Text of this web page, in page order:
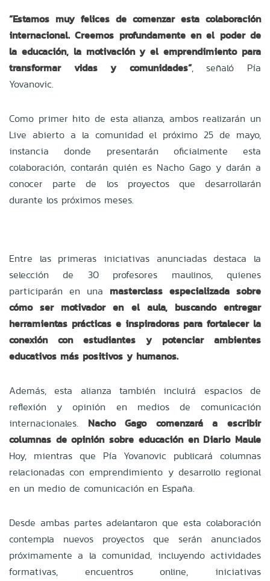
“Estamos muy felices de comenzar esta colaboración
internacional. Creemos profundamente en el poder de
la educación, la motivación y el emprendimiento para
transformar vidas y comunidades”, señaló Pía
Yovanovic.
Como primer hito de esta alianza, ambos realizarán un
Live abierto a la comunidad el próximo 25 de mayo,
instancia donde presentarán oficialmente esta
colaboración, contarán quién es Nacho Gago y darán a
conocer parte de los proyectos que desarrollarán
durante los próximos meses.
Entre las primeras iniciativas anunciadas destaca la
selección de 30 profesores maulinos, quienes
participarán en una masterclass especializada sobre
cómo ser motivador en el aula, buscando entregar
herramientas prácticas e inspiradoras para fortalecer la
conexión con estudiantes y potenciar ambientes
educativos más positivos y humanos.
Además, esta alianza también incluirá espacios de
reflexión y opinión en medios de comunicación
internacionales. Nacho Gago comenzará a escribir
columnas de opinión sobre educación en Diario Maule
Hoy, mientras que Pía Yovanovic publicará columnas
relacionadas con emprendimiento y desarrollo regional
en un medio de comunicación en España.
Desde ambas partes adelantaron que esta colaboración
contempla nuevos proyectos que serán anunciados
próximamente a la comunidad, incluyendo actividades
formativas, encuentros online, iniciativas